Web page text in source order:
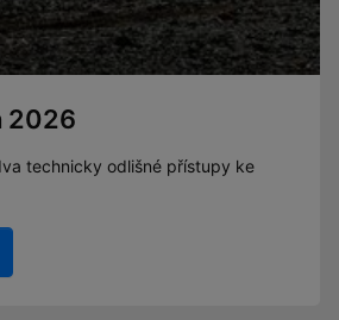
2026
technicky odlišné přístupy ke